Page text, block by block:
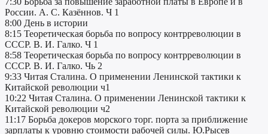
России. А. С. Казённов. Ч 1
8:00 День в истории
8:15 Теоретическая борьба по вопросу контрреволюции в
СССР. В. И. Галко. Ч 1
8:58 Теоретическая борьба по вопросу контрреволюции в
СССР. В. И. Галко. Чь 2
9:33 Читая Сталина. О применении Ленинской тактики к
Китайской революции ч1
10:22 Читая Сталина. О применении Ленинской тактики к
Китайской революции ч2
11:17 Борьба докеров морского торг. порта за приближение
зарплаты к уровню стоимости рабочей силы. Ю.Рысев